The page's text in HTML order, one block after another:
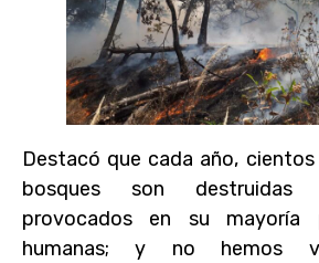
Destacó que cada año,
bosques son destruidas
provocados en su mayoría
humanas; y no hemos